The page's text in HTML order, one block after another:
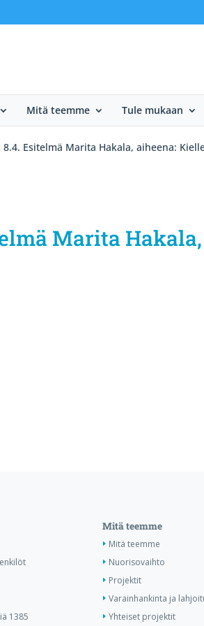
Mitä teemme Tule mukaan
8.4. Esitelmä Marita Hakala, aiheena:
Marita
1385
Mitä teemme
Mitä teemme
Nuorisovaihto
Projektit
Varainhankinta ja
Yhteiset projektit